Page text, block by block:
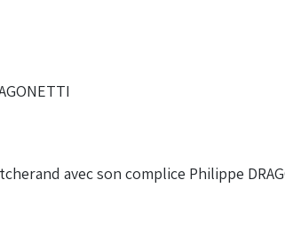
avec son complice Philippe